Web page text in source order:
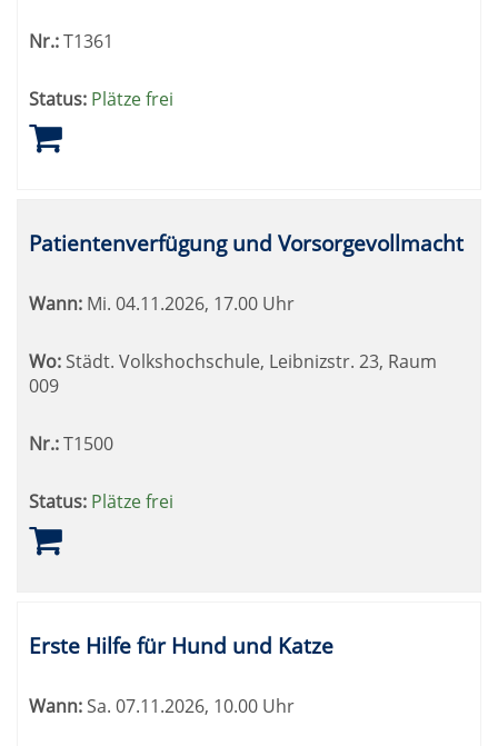
Nr.:T1361
Status: Plätze frei
Patientenverfügung und Vorsorgevollmacht
Wann: Mi. 04.11.2026, 17.00 Uhr
Wo: Städt. Volkshochschule, Leibnizstr. 23, Raum
009
Nr.:T1500
Status: Plätze frei
Erste Hilfe für Hund und Katze
Wann:Sa. 07.11.2026, 10.00 Uhr